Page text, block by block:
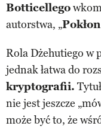
Botticellego
autorstwa, „
Rola Dżehutiego w
jednak łatwa do
kryptografii.
nie jest jeszcze
może być to, że